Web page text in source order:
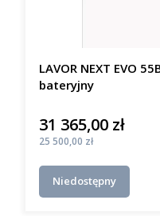
LAVOR NEXT EVO
bateryjny
Cena
31 365,00 zł
Cena
25 500,00 zł
Niedostępny